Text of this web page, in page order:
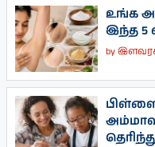
உங்க
இந்த 5
by